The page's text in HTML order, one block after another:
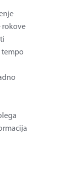
rokove
tempo